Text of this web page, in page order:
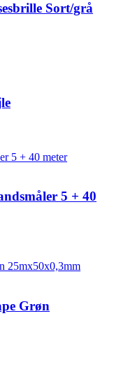
Sort/grå
5 + 40
Grøn